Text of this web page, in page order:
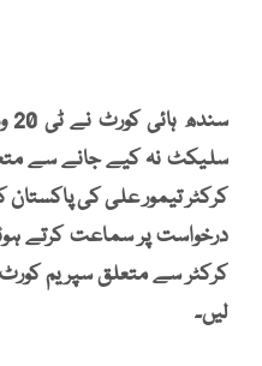
سلیکٹ نہ کیے جانے سے
کرکٹر تیمور علی کی
درخواست پر سماعت کرتے
کرکٹر سے متعلق سپریم
لیں۔